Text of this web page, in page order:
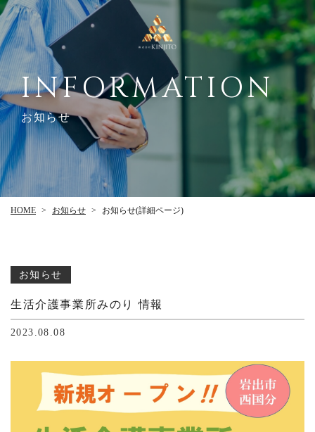
INFORMATION
お知らせ
HOME > お知らせ > お知らせ(詳細ページ)
お知らせ
生活介護事業所みのり 情報
2023.08.08